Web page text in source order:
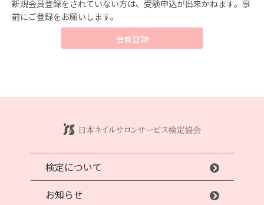
新規会員登録をされていない方は、受験申込が出来かねます。事
前にご登録をお願いします。
会員登録
検定について
お知らせ